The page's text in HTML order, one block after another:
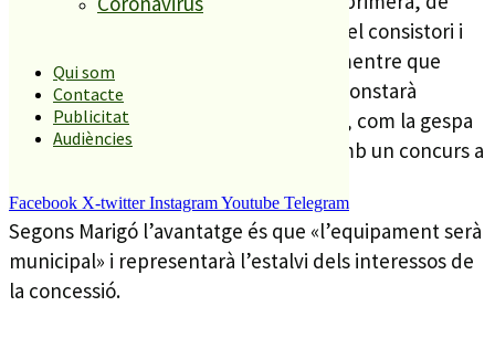
Qui som
Contacte
Publicitat
Audiències
Facebook X-twitter InstagramYoutube Telegram
400.000 euros l’afrontarà directament el consistori i
s’adjudicarà amb un concurs normal mentre que
l’altra fase, d’uns 250.000 euros i que constarà
bàsicament en instal.lar l’equipament, com la gespa
artificial, porteries o pintura es farà amb un concurs a
Segons Marigó l’avantatge és que «l’equipament serà
municipal» i representarà l’estalvi dels interessos de
la concessió.